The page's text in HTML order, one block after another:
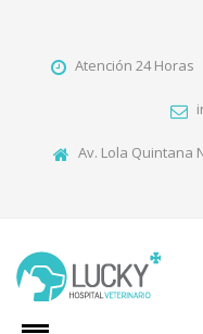
Atención 24 Horas
Av. Lola Quintana